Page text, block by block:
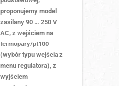
proponujemy model
zasilany 90 … 250 V
AC, z wejściem na
termopary/pt100
(wybór typu wejścia z
menu regulatora), z
wyjściem